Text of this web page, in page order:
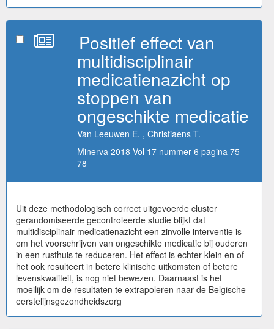
Positief effect van
multidisciplinair
medicatienazicht op
stoppen van
ongeschikte medicatie
Van Leeuwen E. , Christiaens T.
Minerva 2018 Vol 17 nummer 6 pagina 75 -
78
Uit deze methodologisch correct uitgevoerde cluster
gerandomiseerde gecontroleerde studie blijkt dat
multidisciplinair medicatienazicht een zinvolle interventie is
om het voorschrijven van ongeschikte medicatie bij ouderen
in een rusthuis te reduceren. Het effect is echter klein en of
het ook resulteert in betere klinische uitkomsten of betere
levenskwaliteit, is nog niet bewezen. Daarnaast is het
moeilijk om de resultaten te extrapoleren naar de Belgische
eerstelijnsgezondheidszorg